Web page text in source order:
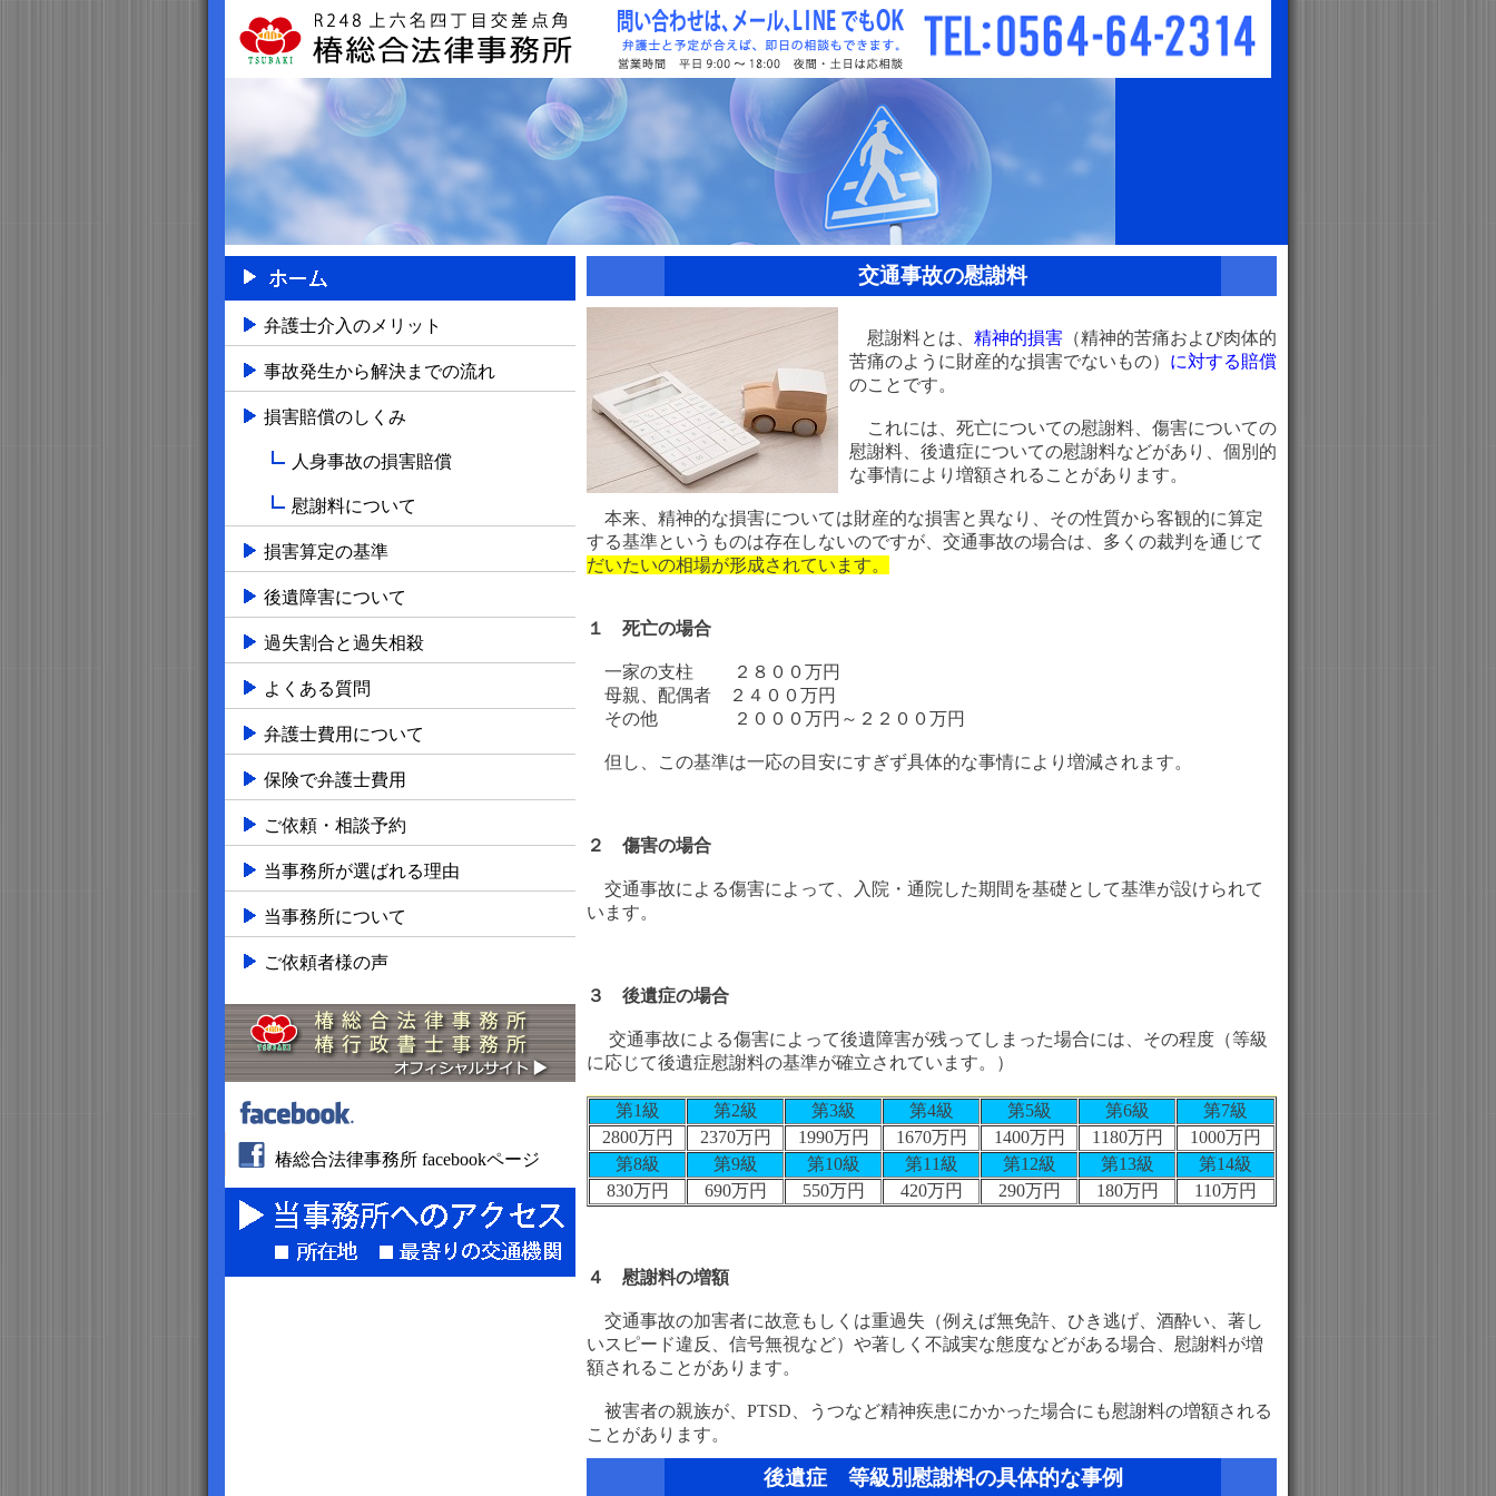
弁護士介入のメリット
事故発生から解決までの流れ
損害賠償のしくみ
人身事故の損害賠償
慰謝料について
損害算定の基準
後遺障害について
過失割合と過失相殺
よくある質問
弁護士費用について
保険で弁護士費用
ご依頼・相談予約
当事務所が選ばれる理由
当事務所について
ご依頼者様の声
椿総合法律事務所 facebookページ
交通事故の慰謝料
慰謝料とは、 精神的損害 （精神的苦痛および肉体的
苦痛のように財産的な損害でないもの） に対する賠償
のことです。
これには、死亡についての慰謝料、傷害についての
慰謝料、後遺症についての慰謝料などがあり、個別的
な事情により増額されることがあります。
本来、精神的な損害については財産的な損害と異なり、その性質から客観的に算定
する基準というものは存在しないのですが、交通事故の場合は、多くの裁判を通じて
だいたいの相場が形成されています。
１ 死亡の場合
一家の支柱 ２８００万円
母親、配偶者 ２４００万円
その他 ２０００万円～２２００万円
但し、この基準は一応の目安にすぎず具体的な事情により増減されます。
２ 傷害の場合
交通事故による傷害によって、入院・通院した期間を基礎として基準が設けられて
います。
３ 後遺症の場合
交通事故による傷害によって後遺障害が残ってしまった場合には、その程度（等級
に応じて後遺症慰謝料の基準が確立されています。）
第1級 第2級 第3級 第4級 第5級 第6級
第7級
2800万円
2370万円 1990万円 1670万円 1400万円 1180万円
1000万円
第8級
第9級 第10級 第11級 第12級 第13級
第14級
830万円
690万円 550万円 420万円 290万円 180万円 110万円
４ 慰謝料の増額
交通事故の加害者に故意もしくは重過失（例えば無免許、ひき逃げ、酒酔い、著し
いスピード違反、信号無視など）や著しく不誠実な態度などがある場合、慰謝料が増
額されることがあります。
被害者の親族が、PTSD、うつなど精神疾患にかかった場合にも慰謝料の増額される
ことがあります。
後遺症 等級別慰謝料の具体的な事例